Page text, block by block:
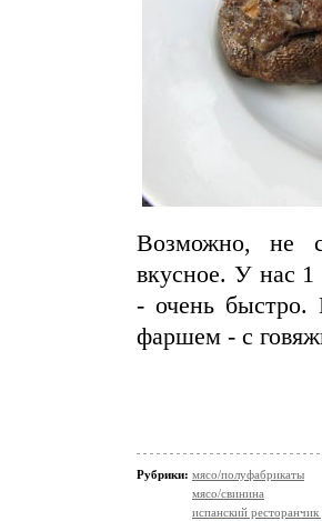
Возможно, не
вкусное. У нас 1
- очень
фаршем - с
Рубрики: мясо/полуфабрикаты
мясо/свинина
испанский